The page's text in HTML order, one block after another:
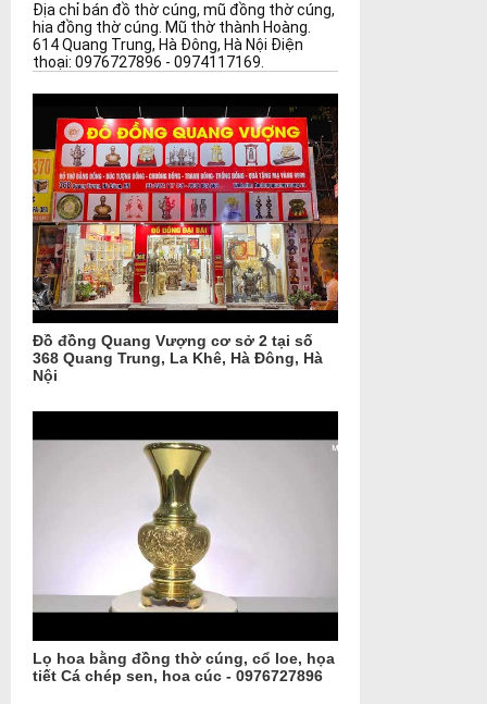
Địa chỉ bán đồ thờ cúng, mũ đồng thờ cúng,
hia đồng thờ cúng. Mũ thờ thành Hoàng.
614 Quang Trung, Hà Đông, Hà Nội Điện
thoại: 0976727896 - 0974117169.
Đồ đồng Quang Vượng cơ sở 2 tại số
368 Quang Trung, La Khê, Hà Đông, Hà
Nội
Lọ hoa bằng đồng thờ cúng, cổ loe, họa
tiết Cá chép sen, hoa cúc - 0976727896